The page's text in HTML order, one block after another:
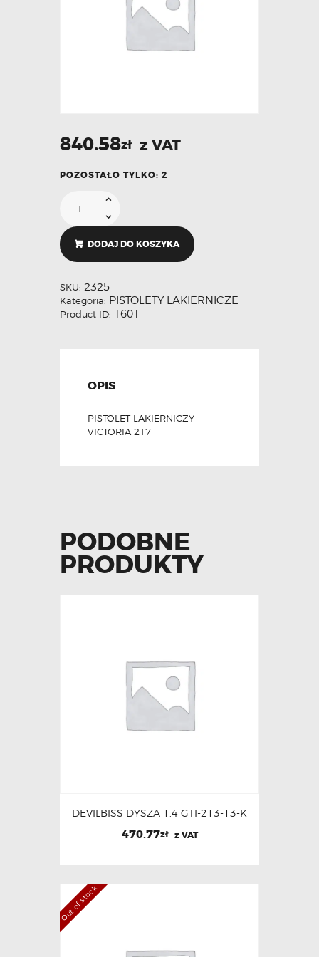
840.58zł z VAT
POZOSTAŁO TYLKO: 2
DODAJ DO KOSZYKA
SKU: 2325
Kategoria: PISTOLETY LAKIERNICZE
Product ID: 1601
OPIS
PISTOLET LAKIERNICZY
VICTORIA 217
PODOBNE
PRODUKTY
DEVILBISS DYSZA 1.4 GTI-213-13-K
470.77zł z VAT
Out of stock